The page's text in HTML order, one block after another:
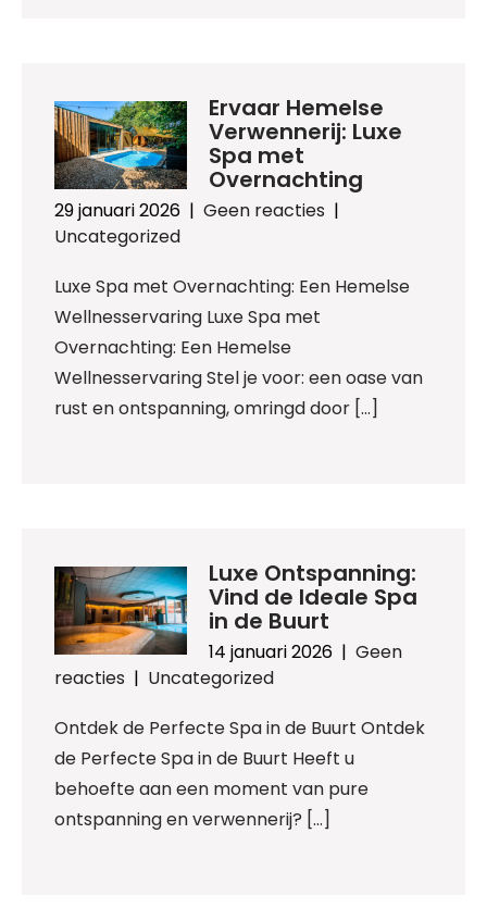
Ervaar Hemelse
Verwennerij: Luxe
Spa met
Overnachting
29 januari 2026 | Geen reacties |
Uncategorized
Luxe Spa met Overnachting: Een Hemelse
Wellnesservaring Luxe Spa met
Overnachting: Een Hemelse
Wellnesservaring Stel je voor: een oase van
rust en ontspanning, omringd door […]
Luxe Ontspanning:
Vind de Ideale Spa
in de Buurt
14 januari 2026 | Geen
reacties | Uncategorized
Ontdek de Perfecte Spa in de Buurt Ontdek
de Perfecte Spa in de Buurt Heeft u
behoefte aan een moment van pure
ontspanning en verwennerij? […]